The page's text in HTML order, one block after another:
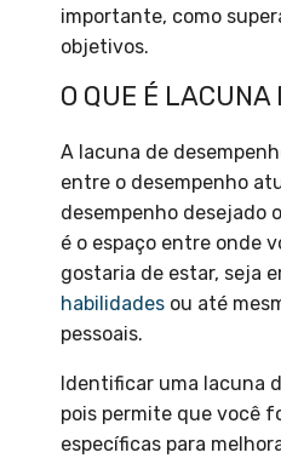
importante, como
objetivos.
O QUE É LACUNA
A lacuna de
entre o desempenho
desempenho desejado
é o espaço entre onde
gostaria de estar, seja
habilidades ou até
pessoais.
Identificar uma lacuna
pois permite que você
específicas para